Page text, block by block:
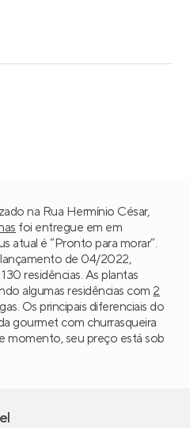
na Rua Hermínio César,
foi entregue em em
atual é “Pronto para morar”.
de 04/2022,
residências. As plantas
algumas residências com 2
Os principais diferenciais do
gourmet com churrasqueira
momento, seu preço está sob